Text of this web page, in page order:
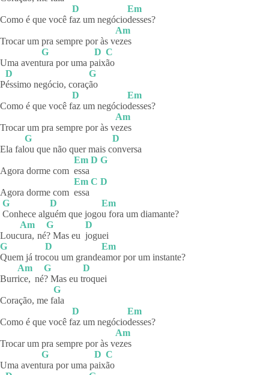
Como é que você f
D
az um negócio
Em
desses?
Trocar um pra sempre por às v
Am
ezes
Uma avent
G
ura por uma p
D
aix
C
ão
P
D
éssimo negócio, coraç
G
ão
Como é que você f
D
az um negócio
Em
desses?
Trocar um pra sempre por às v
Am
ezes
Ela fal
G
ou que não quer mais c
D
onversa
Agora dorme com
Em
essa
D G
Agora dorme com
Em
essa
C D
G
Conhece alg
D
uém que jogo
Em
u fora um diamante?
Louc
Am
ura, né
G
? Mas eu
D
joguei
G
Quem já tro
D
cou um grande
Em
amor por um instante?
Burr
Am
ice, né
G
? Mas eu t
D
roquei
Coração, me f
G
ala
Como é que você f
D
az um negócio
Em
desses?
Trocar um pra sempre por às v
Am
ezes
Uma avent
G
ura por uma p
D
aix
C
ão